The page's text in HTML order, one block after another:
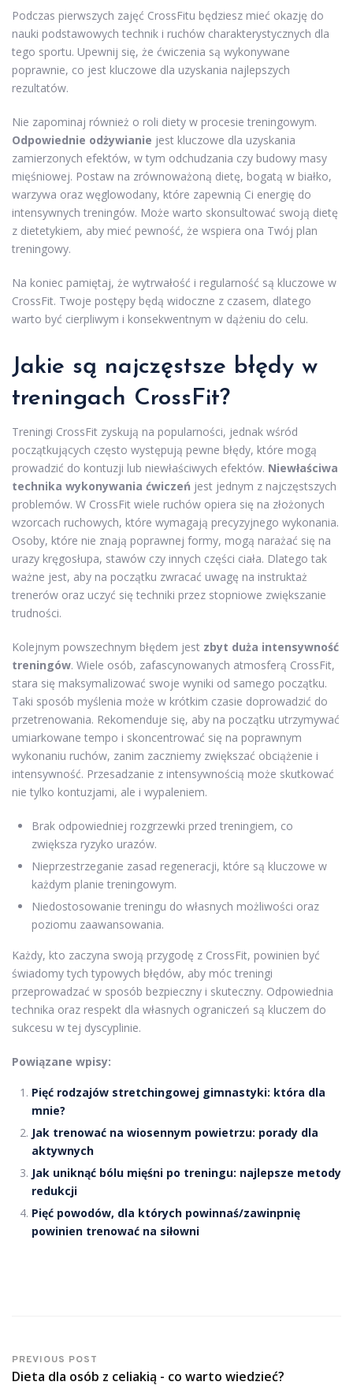
Podczas pierwszych zajęć CrossFitu będziesz mieć okazję do
nauki podstawowych technik i ruchów charakterystycznych dla
tego sportu. Upewnij się, że ćwiczenia są wykonywane
poprawnie, co jest kluczowe dla uzyskania najlepszych
rezultatów.
Nie zapominaj również o roli diety w procesie treningowym.
Odpowiednie odżywianie jest kluczowe dla uzyskania
zamierzonych efektów, w tym odchudzania czy budowy masy
mięśniowej. Postaw na zrównoważoną dietę, bogatą w białko,
warzywa oraz węglowodany, które zapewnią Ci energię do
intensywnych treningów. Może warto skonsultować swoją dietę
z dietetykiem, aby mieć pewność, że wspiera ona Twój plan
treningowy.
Na koniec pamiętaj, że wytrwałość i regularność są kluczowe w
CrossFit. Twoje postępy będą widoczne z czasem, dlatego
warto być cierpliwym i konsekwentnym w dążeniu do celu.
Jakie są najczęstsze błędy w
treningach CrossFit?
Treningi CrossFit zyskują na popularności, jednak wśród
początkujących często występują pewne błędy, które mogą
prowadzić do kontuzji lub niewłaściwych efektów. Niewłaściwa
technika wykonywania ćwiczeń jest jednym z najczęstszych
problemów. W CrossFit wiele ruchów opiera się na złożonych
wzorcach ruchowych, które wymagają precyzyjnego wykonania.
Osoby, które nie znają poprawnej formy, mogą narażać się na
urazy kręgosłupa, stawów czy innych części ciała. Dlatego tak
ważne jest, aby na początku zwracać uwagę na instruktaż
trenerów oraz uczyć się techniki przez stopniowe zwiększanie
trudności.
Kolejnym powszechnym błędem jest zbyt duża intensywność
treningów. Wiele osób, zafascynowanych atmosferą CrossFit,
stara się maksymalizować swoje wyniki od samego początku.
Taki sposób myślenia może w krótkim czasie doprowadzić do
przetrenowania. Rekomenduje się, aby na początku utrzymywać
umiarkowane tempo i skoncentrować się na poprawnym
wykonaniu ruchów, zanim zaczniemy zwiększać obciążenie i
intensywność. Przesadzanie z intensywnością może skutkować
nie tylko kontuzjami, ale i wypaleniem.
Brak odpowiedniej rozgrzewki przed treningiem, co
zwiększa ryzyko urazów.
Nieprzestrzeganie zasad regeneracji, które są kluczowe w
każdym planie treningowym.
Niedostosowanie treningu do własnych możliwości oraz
poziomu zaawansowania.
Każdy, kto zaczyna swoją przygodę z CrossFit, powinien być
świadomy tych typowych błędów, aby móc treningi
przeprowadzać w sposób bezpieczny i skuteczny. Odpowiednia
technika oraz respekt dla własnych ograniczeń są kluczem do
sukcesu w tej dyscyplinie.
Powiązane wpisy:
Pięć rodzajów stretchingowej gimnastyki: która dla
mnie?
Jak trenować na wiosennym powietrzu: porady dla
aktywnych
Jak uniknąć bólu mięśni po treningu: najlepsze metody
redukcji
Pięć powodów, dla których powinnaś/zawinpnię
powinien trenować na siłowni
PREVIOUS POST
Dieta dla osób z celiakią - co warto wiedzieć?